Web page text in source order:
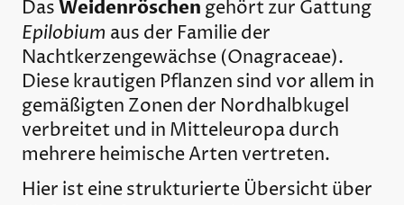
DasWeidenröschen gehört zur Gattung
Epilobium aus der Familie der
Nachtkerzengewächse (Onagraceae).
Diese krautigen Pflanzen sind vor allem in
gemäßigten Zonen der Nordhalbkugel
verbreitet und in Mitteleuropa durch
mehrere heimische Arten vertreten.
Hier ist eine strukturierte Übersicht über